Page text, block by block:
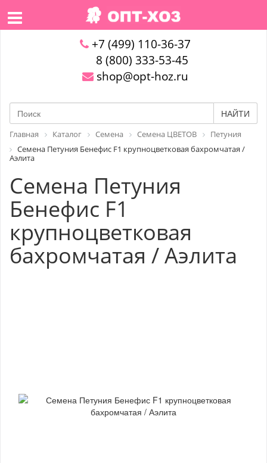
+7 (499) 110-36-37
8 (800) 333-53-45
shop@opt-hoz.ru
НАЙТИ
Главная Каталог Семена Семена ЦВЕТОВ
Петуния
Семена Петуния Бенефис F1 крупноцветковая бахромчатая /
Аэлита
Семена Петуния
Бенефис F1
крупноцветковая
бахромчатая / Аэлита